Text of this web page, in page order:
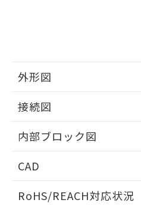
外形図
接続図
内部ブロック図
CAD
ドすることができます。
RoHS/REACH対応状況